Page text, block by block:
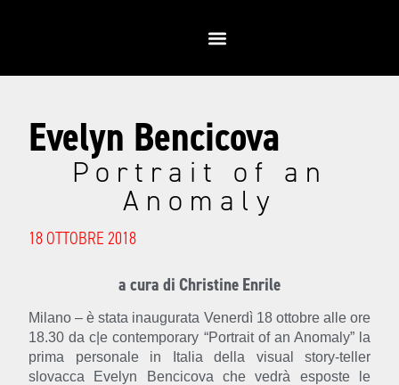
Evelyn Bencicova
Portrait of an
Anomaly
18 OTTOBRE 2018
a cura di Christine Enrile
Milano – è stata inaugurata Venerdì 18 ottobre alle ore
18.30 da c|e contemporary “Portrait of an Anomaly” la
prima personale in Italia della visual story-teller
slovacca Evelyn Bencicova che vedrà esposte le